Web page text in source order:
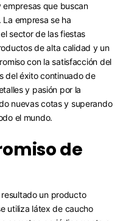
que buscan
empresa se ha
sector de las fiestas
de alta calidad y un
con la satisfacción del
del éxito continuado de
y pasión por la
nuevas cotas y superando
el mundo.
de
un producto
utiliza látex de caucho